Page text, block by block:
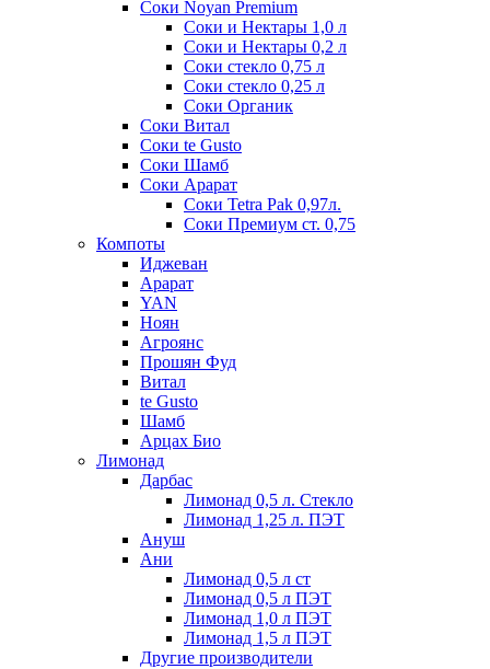
Соки Noyan Premium
Соки и Нектары 1,0 л
Соки и Нектары 0,2 л
Соки стекло 0,75 л
Соки стекло 0,25 л
Соки Органик
Соки Витал
Соки te Gusto
Соки Шамб
Соки Арарат
Соки Tetra Pak 0,97л.
Соки Премиум ст. 0,75
Компоты
Иджеван
Арарат
YAN
Ноян
Агроянс
Прошян Фуд
Витал
te Gusto
Шамб
Арцах Био
Лимонад
Дарбас
Лимонад 0,5 л. Стекло
Лимонад 1,25 л. ПЭТ
Ануш
Ани
Лимонад 0,5 л ст
Лимонад 0,5 л ПЭТ
Лимонад 1,0 л ПЭТ
Лимонад 1,5 л ПЭТ
Другие производители